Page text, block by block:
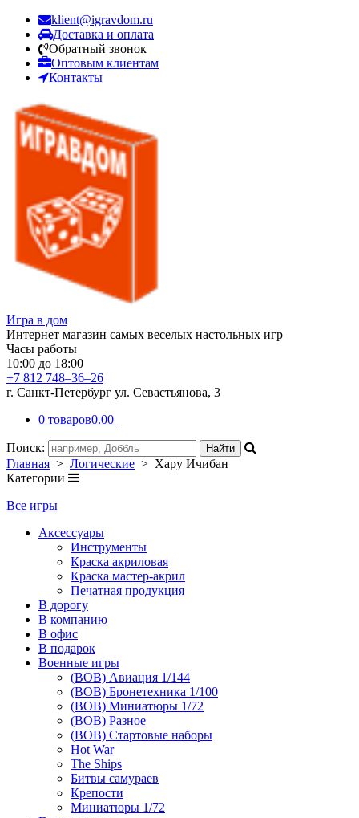
klient@igravdom.ru
Доставка и оплата
Обратный звонок
Оптовым клиентам
Контакты
Игра в дом
Интернет магазин самых веселых настольных игр
Часы работы
10:00 до 18:00
+7 812 748–36–26
г. Санкт-Петербург ул. Севастьянова, 3
0 товаров0.00
Поиск:
Главная > Логические > Хару Ичибан
Категории
Все игры
Аксессуары
Инструменты
Краска акриловая
Краска мастер-акрил
Печатная продукция
В дорогу
В компанию
В офис
В подарок
Военные игры
(ВОВ) Авиация 1/144
(ВОВ) Бронетехника 1/100
(ВОВ) Миниатюры 1/72
(ВОВ) Разное
(ВОВ) Стартовые наборы
Hot War
The Ships
Битвы самураев
Крепости
Миниатюры 1/72